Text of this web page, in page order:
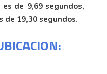
de 9,69 segundos,
de 19,30 segundos.